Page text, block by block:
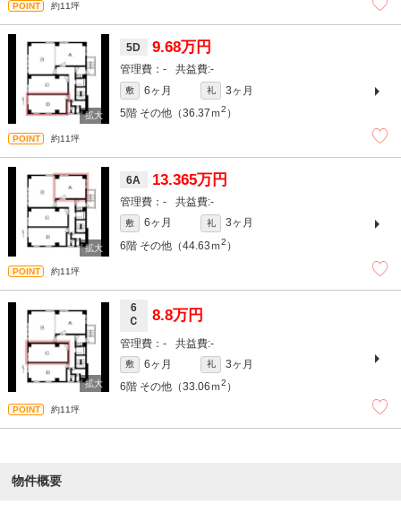
約11坪
5D 9.68万円
- -
敷 6ヶ月 礼
3ヶ月
5階 その他（36.37ｍ2 ）
約11坪
6A 13.365万円
- -
敷 6ヶ月 礼
3ヶ月
6階 その他（44.63ｍ2 ）
約11坪
6
Ｃ
8.8万円
- -
敷 6ヶ月 礼
3ヶ月
6階 その他（33.06ｍ2 ）
約11坪
物件概要